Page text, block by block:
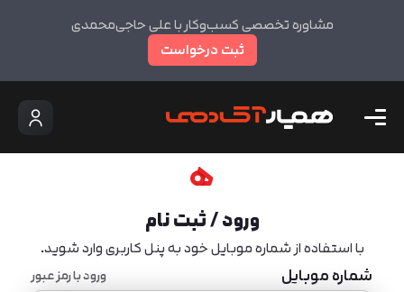
مشاوره تخصصی کسب‌وکار با علی حاجی‌محمدی
ثبت درخواست
ورود / ثبت نام
با استفاده از شماره موبایل خود به پنل کاربری وارد شوید.
شماره موبایل ورود با رمز عبور